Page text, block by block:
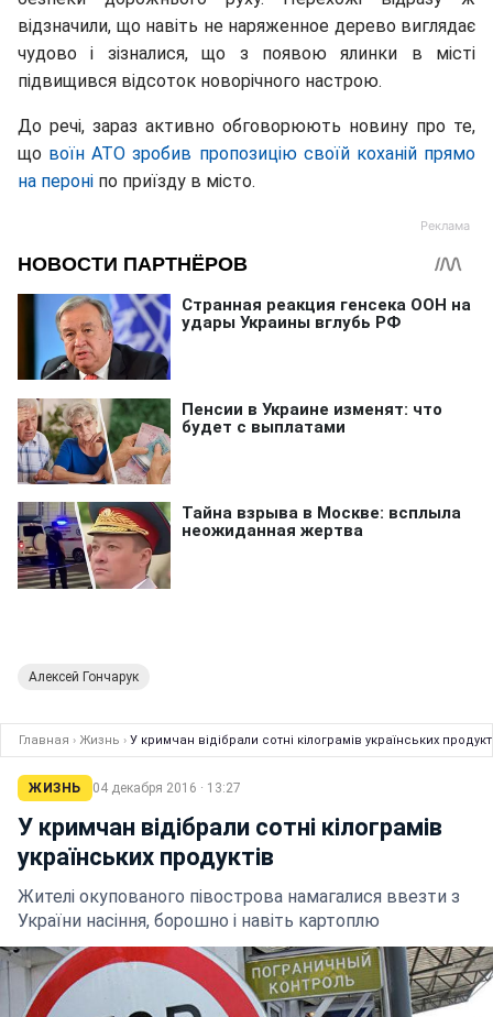
відзначили, що навіть не наряженное дерево виглядає
чудово і зізналися, що з появою ялинки в місті
підвищився відсоток новорічного настрою.
До речі, зараз активно обговорюють новину про те,
що воїн АТО зробив пропозицію своїй коханій прямо
на пероні по приїзду в місто.
Алексей Гончарук
Главная › Жизнь › У кримчан відібрали сотні кілограмів українських
ЖИЗНЬ 04 декабря 2016 · 13:27
У кримчан відібрали сотні кілограмів
українських продуктів
Жителі окупованого півострова намагалися ввезти з
України насіння, борошно і навіть картоплю